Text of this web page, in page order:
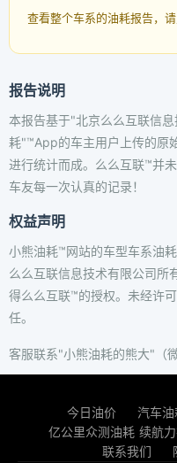
查看整个车系的油耗报告，
报告说明
本报告基于"北京么么互联信
耗"™App的车主用户上传的原
进行统计而成。么么互联™并
车友每一次认真的记录！
权益声明
小熊油耗™网站的车型车系油
么么互联信息技术有限公司所
得么么互联™的授权。未经许
任。
客服联系"小熊油耗的熊大"（
今日油价 汽车油
亿公里众测油耗 续航
联系我们